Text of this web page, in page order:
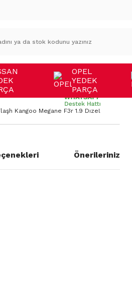
OPEL
YEDEK
PARÇA
Kangoo Megane F3r 1.9 Dizel
Önerileriniz